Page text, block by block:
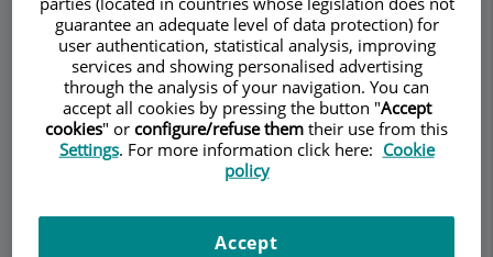
DescriptionServicesTeamContact Relevant details
Make an appointment
guarantee an adequate level of data protection) for
user authentication, statistical analysis, improving
services and showing personalised advertising
through the analysis of your navigation. You can
accept all cookies by pressing the button "Accept
cookies" or configure/refuse them their use from this
Settings. For more information click here: Cookie
policy
Accept